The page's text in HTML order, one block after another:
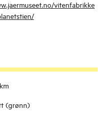
vitenfabrikke
(grønn)